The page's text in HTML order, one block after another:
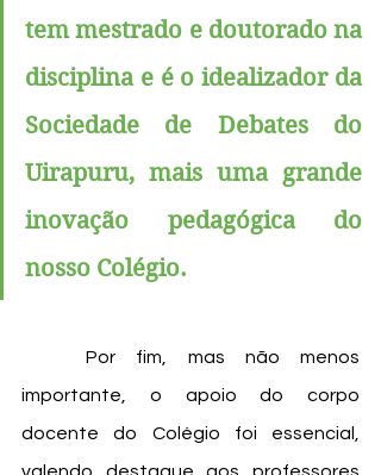
tem mestrado e doutorado na
disciplina e é o idealizador da
Sociedade de Debates do
Uirapuru, mais uma grande
inovação pedagógica do
nosso Colégio.
	Por fim, mas não menos
importante, o apoio do corpo
docente do Colégio foi essencial,